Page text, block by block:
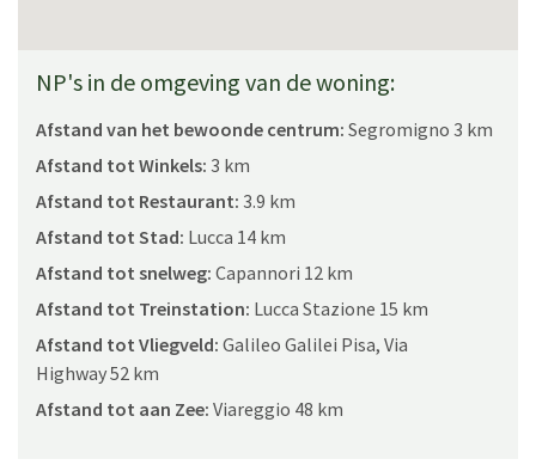
NP's in de omgeving van de woning:
Afstand van het bewoonde centrum: Segromigno 3 km
Afstand tot Winkels: 3 km
Afstand tot Restaurant: 3.9 km
Afstand tot Stad: Lucca 14 km
Afstand tot snelweg: Capannori 12 km
Afstand tot Treinstation: Lucca Stazione 15 km
Afstand tot Vliegveld: Galileo Galilei Pisa, Via
Highway 52 km
Afstand tot aan Zee: Viareggio 48 km